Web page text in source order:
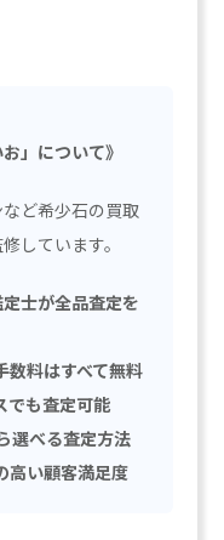
」について》
ど希少石の買取
しています。
士が全品査定を
数料はすべて無料
でも査定可能
選べる査定方法
い顧客満足度